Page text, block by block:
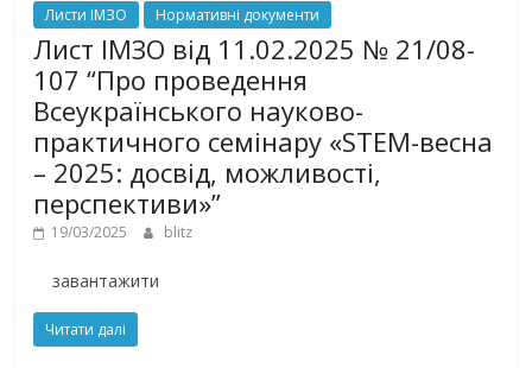
Листи ІМЗО Нормативні документи
Лист ІМЗО від 11.02.2025 № 21/08-
107 “Про проведення
Всеукраїнського науково-
практичного семінару «STEM-весна
– 2025: досвід, можливості,
перспективи»”
19/03/2025 blitz
завантажити
Читати далі